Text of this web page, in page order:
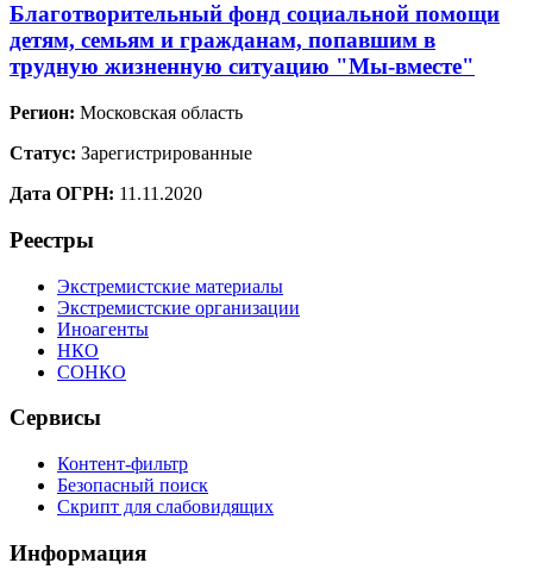
Благотворительный фонд социальной помощи
детям, семьям и гражданам, попавшим в
трудную жизненную ситуацию "Мы-вместе"
Регион: Московская область
Статус: Зарегистрированные
Дата ОГРН: 11.11.2020
Реестры
Экстремистские материалы
Экстремистские организации
Иноагенты
НКО
СОНКО
Сервисы
Контент-фильтр
Безопасный поиск
Скрипт для слабовидящих
Информация